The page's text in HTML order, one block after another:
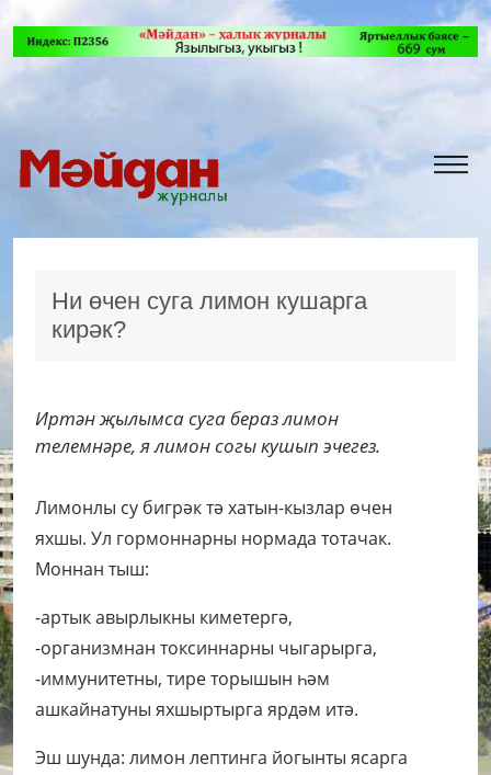
Ни өчен суга лимон кушарга
кирәк?
Иртән җылымса суга бераз лимон
телемнәре, я лимон согы кушып эчегез.
Лимонлы су бигрәк тә хатын-кызлар өчен
яхшы. Ул гормоннарны нормада тотачак.
Моннан тыш:
-артык авырлыкны киметергә,
-организмнан токсиннарны чыгарырга,
-иммунитетны, тире торышын һәм
ашкайнатуны яхшыртырга ярдәм итә.
Эш шунда: лимон лептинга йогынты ясарга